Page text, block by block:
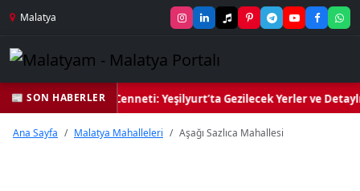
Malatya
📰 SON HABERLER
Yeşil Kalbi ve Kültür Cenneti: Yeşilyurt’ta Gezilecek Yerler ve
Ana Sayfa Malatya Mahalleleri Aşağı Sazlıca Mahallesi